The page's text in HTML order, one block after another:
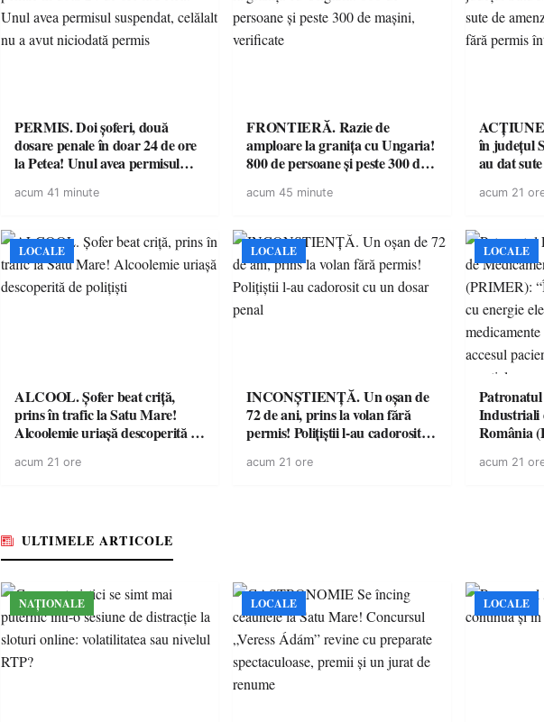
PERMIS. Doi șoferi, două
dosare penale în doar 24 de ore
la Petea! Unul avea permisul
niciodată permis
acum 41 minute
FRONTIERĂ. Razie de
amploare la granița cu Ungaria!
800 de persoane și peste 300 de
acum 45 minute
în județul
au dat
singură zi
acum 21
LOCALE
ALCOOL. Șofer beat criță,
prins în trafic la Satu Mare!
Alcoolemie uriașă descoperită de
acum 21 ore
LOCALE
INCONȘTIENȚĂ. Un oșan de
72 de ani, prins la volan fără
permis! Polițiștii l-au cadorosit
acum 21 ore
LOCALE
Industriali
România
energie
acum 21
ULTIMELE ARTICOLE
NAȚIONALE LOCALE LOCALE